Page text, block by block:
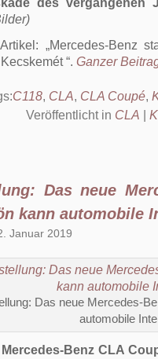
des vergangenen
Mercedes-Benz
. Ganzer
C118, CLA, CLA Coupé,
Veröffentlicht in CLA
Das neue
kann automobile
Januar 2019
Das neue Mercedes-
automobile
Mercedes-Benz CLA